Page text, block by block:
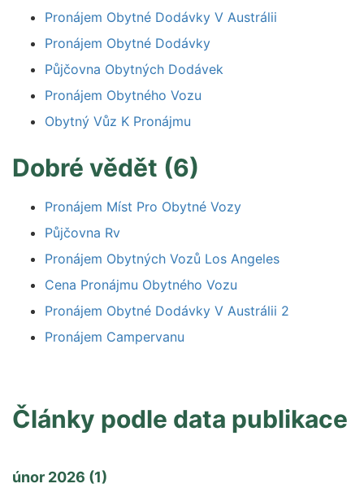
Pronájem Obytné Dodávky V Austrálii
Pronájem Obytné Dodávky
Půjčovna Obytných Dodávek
Pronájem Obytného Vozu
Obytný Vůz K Pronájmu
Dobré vědět (6)
Pronájem Míst Pro Obytné Vozy
Půjčovna Rv
Pronájem Obytných Vozů Los Angeles
Cena Pronájmu Obytného Vozu
Pronájem Obytné Dodávky V Austrálii 2
Pronájem Campervanu
Články podle data publikace
únor 2026 (1)